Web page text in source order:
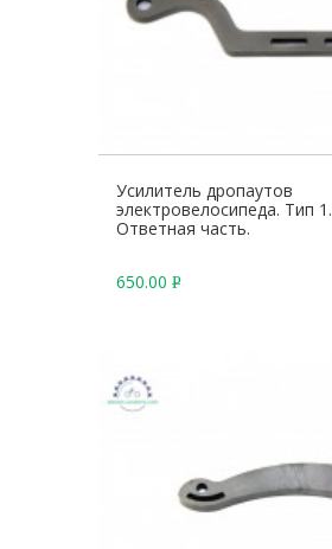
Усилитель дропаутов
электровелосипеда. Тип 1.
Ответная часть.
650.00 Р